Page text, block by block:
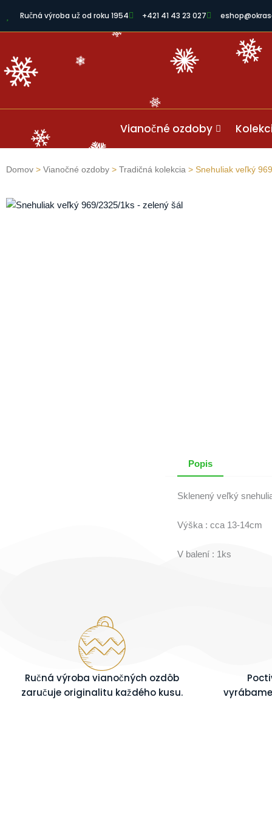
Ručná výroba už od roku 1954 +421 41 43 23 027
Vianočné ozdoby
Domov > Vianočné ozdoby > Tradičná kolekcia > Snehuliak veľký
Popis
Sklenený veľký
Výška : cca 13-14cm
V balení : 1ks
Ručná výroba vianočných ozdôb
zaručuje originalitu každého kusu.